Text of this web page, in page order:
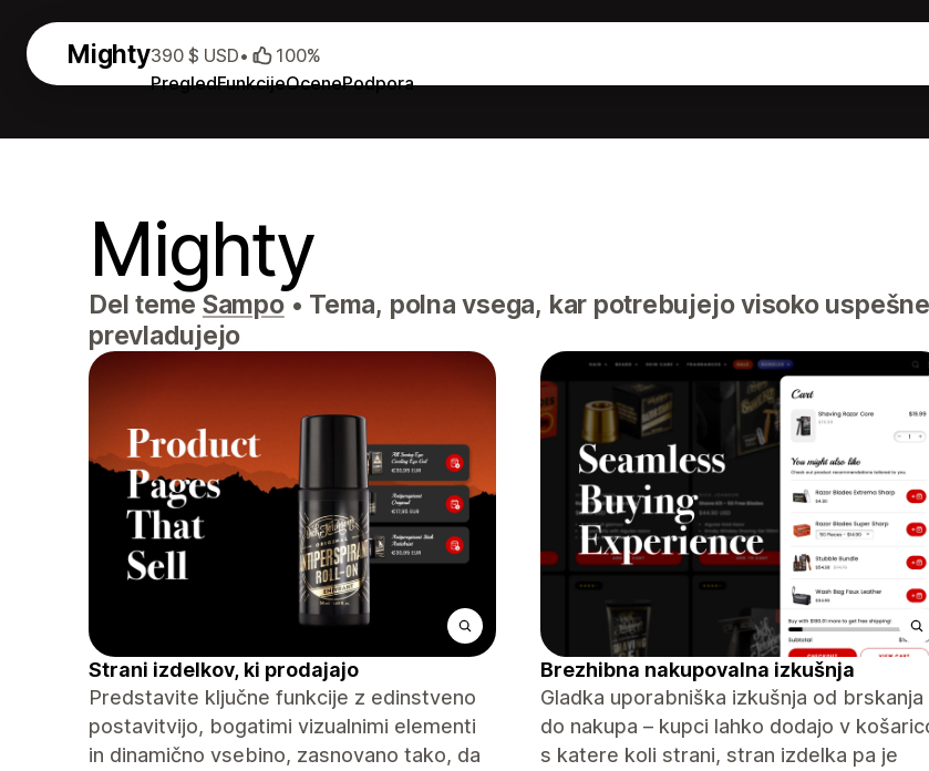
Mighty
PregledFunkcijeOcenePodpora
390 $ USD• 100%
Mighty
Del teme Sampo • Tema, polna vsega, kar potrebujejo visoko
prevladujejo
Strani izdelkov, ki prodajajo
Predstavite ključne funkcije z edinstveno
postavitvijo, bogatimi vizualnimi elementi
in dinamično vsebino, zasnovano tako, da
Brezhibna nakupovalna izkušnja
Gladka uporabniška izkušnja od brskanja
do nakupa – kupci lahko dodajo v
s katere koli strani, stran izdelka pa je